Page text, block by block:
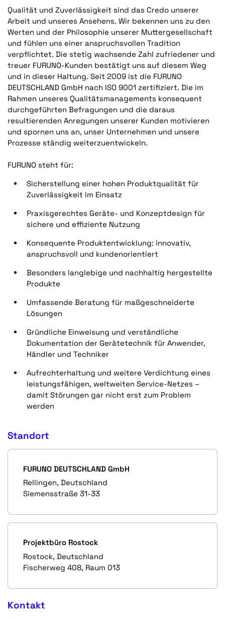
Qualität und Zuverlässigkeit sind das Credo unserer
Arbeit und unseres Ansehens. Wir bekennen uns zu den
Werten und der Philosophie unserer Muttergesellschaft
und fühlen uns einer anspruchsvollen Tradition
verpflichtet. Die stetig wachsende Zahl zufriedener und
treuer FURUNO-Kunden bestätigt uns auf diesem Weg
und in dieser Haltung. Seit 2009 ist die FURUNO
DEUTSCHLAND GmbH nach ISO 9001 zertifiziert. Die im
Rahmen unseres Qualitätsmanagements konsequent
durchgeführten Befragungen und die daraus
resultierenden Anregungen unserer Kunden motivieren
und spornen uns an, unser Unternehmen und unsere
Prozesse ständig weiterzuentwickeln.
FURUNO steht für:
Sicherstellung einer hohen Produktqualität für
Zuverlässigkeit im Einsatz
Praxisgerechtes Geräte- und Konzeptdesign für
sichere und effiziente Nutzung
Konsequente Produktentwicklung: innovativ,
anspruchsvoll und kundenorientiert
Besonders langlebige und nachhaltig hergestellte
Produkte
Umfassende Beratung für maßgeschneiderte
Lösungen
Gründliche Einweisung und verständliche
Dokumentation der Gerätetechnik für Anwender,
Händler und Techniker
Aufrechterhaltung und weitere Verdichtung eines
leistungsfähigen, weltweiten Service-Netzes –
damit Störungen gar nicht erst zum Problem
werden
Standort
FURUNO DEUTSCHLAND GmbH
Rellingen, Deutschland
Siemensstraße 31-33
Projektbüro Rostock
Rostock, Deutschland
Fischerweg 408, Raum 013
Kontakt